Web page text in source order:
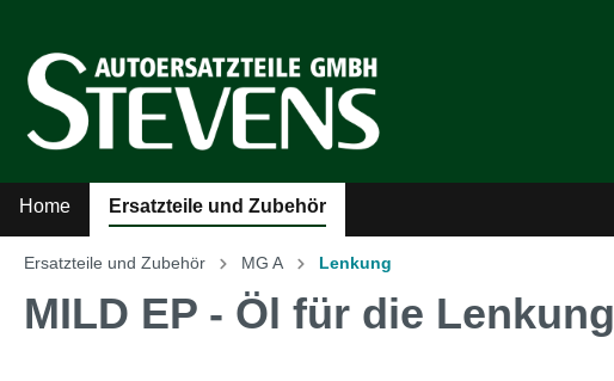
Home Ersatzteile und Zubehör
Zur Kategorie Ersatzteile und Zubehör
Ersatzteile und Zubehör MG A Lenkung
MILD EP - Öl für die Lenkung